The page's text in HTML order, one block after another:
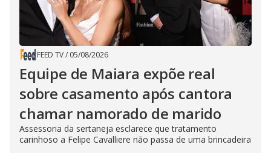
FEED TV/ 05/08/2026
Equipe de Maiara expõe real
sobre casamento após cantora
chamar namorado de marido
Assessoria da sertaneja esclarece que tratamento
carinhoso a Felipe Cavalliere não passa de uma brincadeira